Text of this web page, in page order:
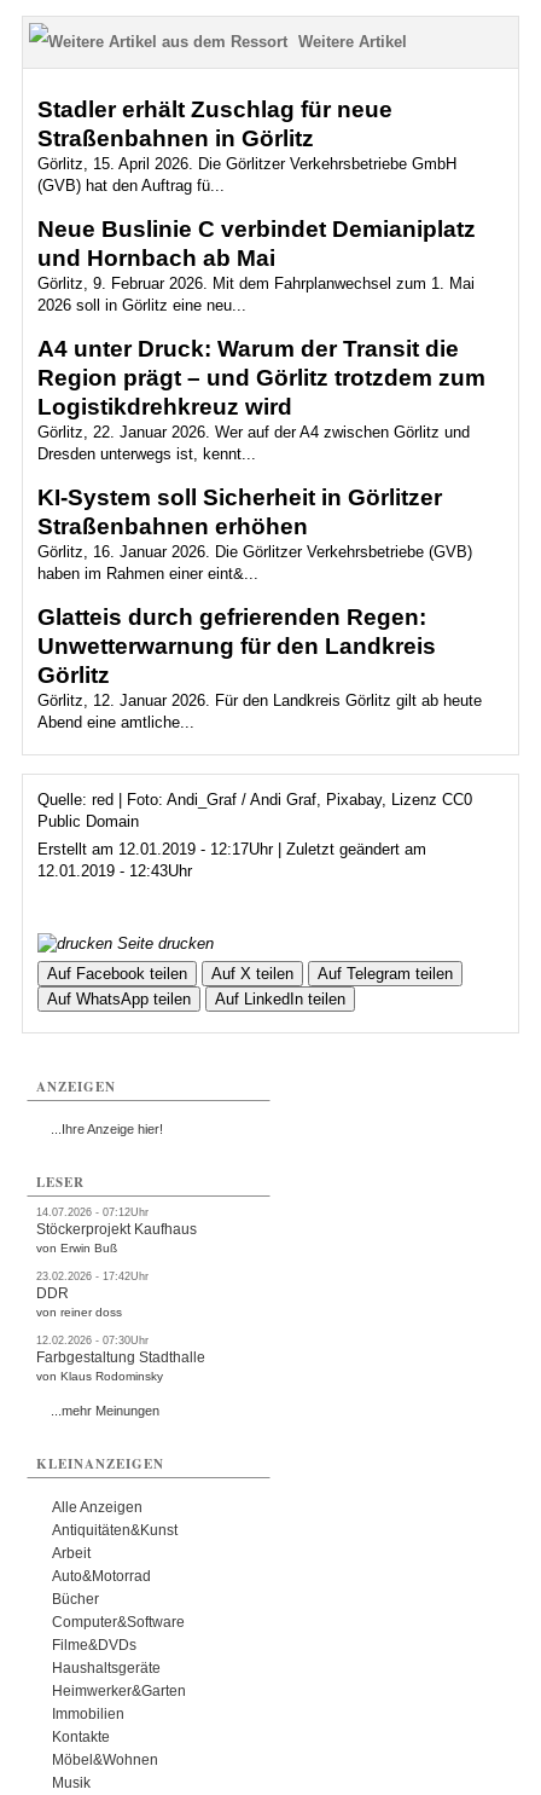
Weitere Artikel
Stadler erhält Zuschlag für neue
Straßenbahnen in Görlitz
Görlitz, 15. April 2026. Die Görlitzer Verkehrsbetriebe GmbH
(GVB) hat den Auftrag fü...
Neue Buslinie C verbindet Demianiplatz
und Hornbach ab Mai
Görlitz, 9. Februar 2026. Mit dem Fahrplanwechsel zum 1. Mai
2026 soll in Görlitz eine neu...
A4 unter Druck: Warum der Transit die
Region prägt – und Görlitz trotzdem zum
Logistikdrehkreuz wird
Görlitz, 22. Januar 2026. Wer auf der A4 zwischen Görlitz und
Dresden unterwegs ist, kennt...
KI-System soll Sicherheit in Görlitzer
Straßenbahnen erhöhen
Görlitz, 16. Januar 2026. Die Görlitzer Verkehrsbetriebe (GVB)
haben im Rahmen einer eint&...
Glatteis durch gefrierenden Regen:
Unwetterwarnung für den Landkreis
Görlitz
Görlitz, 12. Januar 2026. Für den Landkreis Görlitz gilt ab heute
Abend eine amtliche...
Quelle: red | Foto: Andi_Graf / Andi Graf, Pixabay, Lizenz CC0
Public Domain
Erstellt am 12.01.2019 - 12:17Uhr | Zuletzt geändert am
12.01.2019 - 12:43Uhr
Seite drucken
Auf Facebook teilen
Auf X teilen
Auf Telegram teilen
Auf WhatsApp teilen
Auf LinkedIn teilen
ANZEIGEN
...Ihre Anzeige hier!
LESER
14.07.2026 - 07:12Uhr
Stöckerprojekt Kaufhaus
von Erwin Buß
23.02.2026 - 17:42Uhr
DDR
von reiner doss
12.02.2026 - 07:30Uhr
Farbgestaltung Stadthalle
von Klaus Rodominsky
...mehr Meinungen
KLEINANZEIGEN
Alle Anzeigen
Antiquitäten&Kunst
Arbeit
Auto&Motorrad
Bücher
Computer&Software
Filme&DVDs
Haushaltsgeräte
Heimwerker&Garten
Immobilien
Kontakte
Möbel&Wohnen
Musik